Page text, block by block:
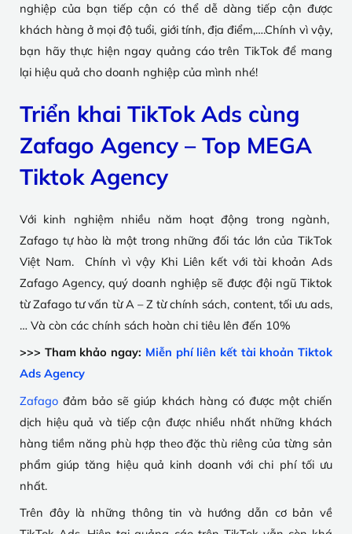
nghiệp của bạn tiếp cận có thể dễ dàng tiếp cận được
khách hàng ở mọi độ tuổi, giới tính, địa điểm,….Chính vì vậy,
bạn hãy thực hiện ngay quảng cáo trên TikTok để mang
lại hiệu quả cho doanh nghiệp của mình nhé!
Triển khai TikTok Ads cùng
Zafago Agency – Top MEGA
Tiktok Agency
Với kinh nghiệm nhiều năm hoạt động trong ngành,
Zafago tự hào là một trong những đối tác lớn của TikTok
Việt Nam. Chính vì vậy Khi Liên kết với tài khoản Ads
Zafago Agency, quý doanh nghiệp sẽ được đội ngũ Tiktok
từ Zafago tư vấn từ A – Z từ chính sách, content, tối ưu ads,
… Và còn các chính sách hoàn chi tiêu lên đến 10%
>>> Tham khảo ngay: Miễn phí liên kết tài khoản Tiktok
Ads Agency
Zafago đảm bảo sẽ giúp khách hàng có được một chiến
dịch hiệu quả và tiếp cận được nhiều nhất những khách
hàng tiềm năng phù hợp theo đặc thù riêng của từng sản
phẩm giúp tăng hiệu quả kinh doanh với chi phí tối ưu
nhất.
Trên đây là những thông tin và hướng dẫn cơ bản về